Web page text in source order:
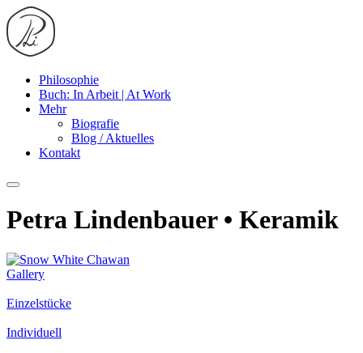
Philosophie
Buch: In Arbeit | At Work
Mehr
Biografie
Blog / Aktuelles
Kontakt
Petra Lindenbauer • Keramik
Gallery
Einzelstücke
Individuell